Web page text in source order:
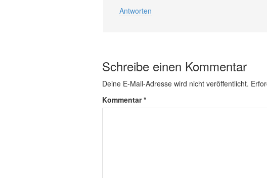
Antworten
Schreibe einen Kommentar
Deine E-Mail-Adresse wird nicht veröffentlicht.
Kommentar*